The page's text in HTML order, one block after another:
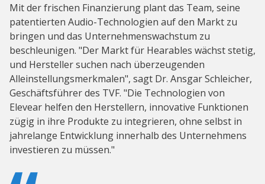
Mit der frischen Finanzierung plant das Team, seine
patentierten Audio-Technologien auf den Markt zu
bringen und das Unternehmenswachstum zu
beschleunigen. "Der Markt für Hearables wächst stetig,
und Hersteller suchen nach überzeugenden
Alleinstellungsmerkmalen", sagt Dr. Ansgar Schleicher,
Geschäftsführer des TVF. "Die Technologien von
Elevear helfen den Herstellern, innovative Funktionen
zügig in ihre Produkte zu integrieren, ohne selbst in
jahrelange Entwicklung innerhalb des Unternehmens
investieren zu müssen."